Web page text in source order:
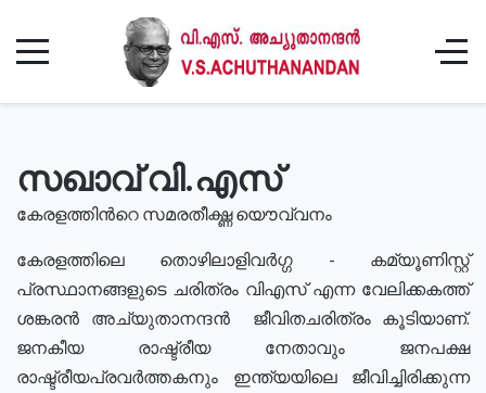
സഖാവ് വി.എസ്
കേരളത്തിൻറെ സമരതീക്ഷ്ണ യൌവ്വനം
കേരളത്തിലെ തൊഴിലാളിവർഗ്ഗ - കമ്യൂണിസ്റ്റ്
പ്രസ്ഥാനങ്ങളുടെ ചരിത്രം വിഎസ് എന്ന വേലിക്കകത്ത്
ശങ്കരൻ അച്യുതാനന്ദൻ ജീവിതചരിത്രം കൂടിയാണ്.
ജനകീയ രാഷ്ട്രീയ നേതാവും ജനപക്ഷ
രാഷ്ട്രീയപ്രവർത്തകനും ഇന്ത്യയിലെ ജീവിച്ചിരിക്കുന്ന